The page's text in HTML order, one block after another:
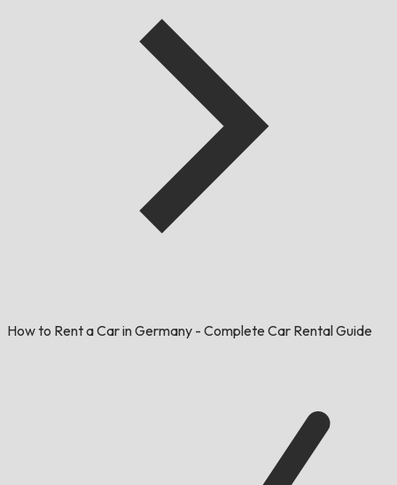
How to Rent a Car in Germany - Complete Car Rental Guide